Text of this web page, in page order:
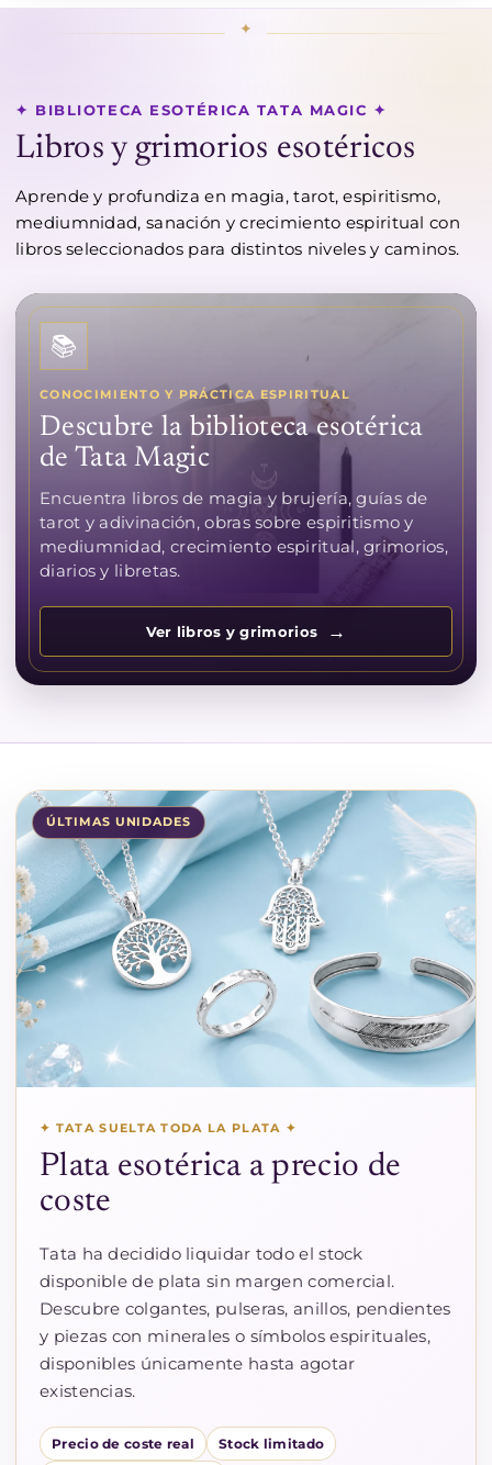
✦ BIBLIOTECA ESOTÉRICA TATA MAGIC ✦
Libros y grimorios esotéricos
Aprende y profundiza en magia, tarot, espiritismo,
mediumnidad, sanación y crecimiento espiritual con
libros seleccionados para distintos niveles y caminos.
📚
CONOCIMIENTO Y PRÁCTICA ESPIRITUAL
Descubre la biblioteca esotérica
de Tata Magic
Encuentra libros de magia y brujería, guías de
tarot y adivinación, obras sobre espiritismo y
mediumnidad, crecimiento espiritual, grimorios,
diarios y libretas.
Ver libros y grimorios
ÚLTIMAS UNIDADES
✦ TATA SUELTA TODA LA PLATA ✦
Plata esotérica a precio de
coste
Tata ha decidido liquidar todo el stock
disponible de plata sin margen comercial.
Descubre colgantes, pulseras, anillos, pendientes
y piezas con minerales o símbolos espirituales,
disponibles únicamente hasta agotar
existencias.
Precio de coste real Stock limitado